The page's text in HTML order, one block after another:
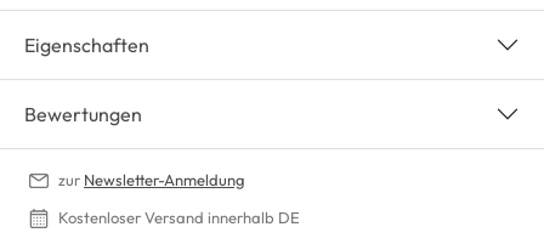
Eigenschaften
Bewertungen
zur Newsletter-Anmeldung
Kostenloser Versand innerhalb DE